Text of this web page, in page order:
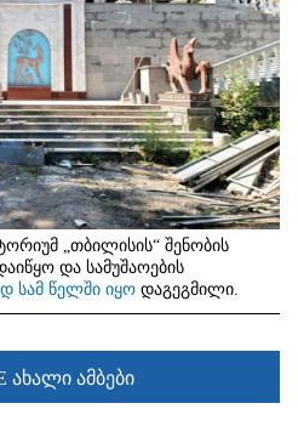
„თბილისის“ შენობის
და სამუშაოების
სამ წელში იყო დაგეგმილი.
ახალი ამბები